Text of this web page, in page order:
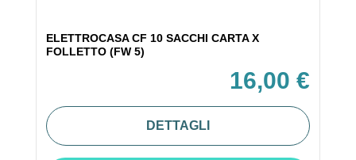
ELETTROCASA CF 10 SACCHI CARTA X
FOLLETTO (FW 5)
16,00 €
DETTAGLI